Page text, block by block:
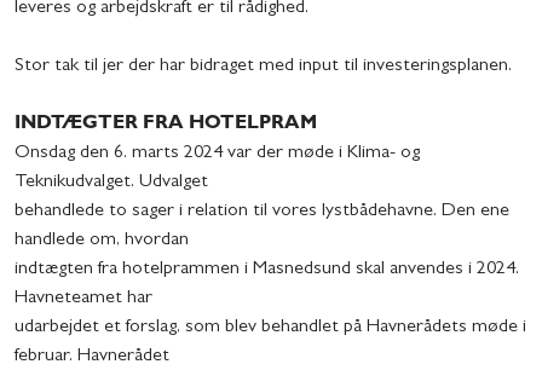
leveres og arbejdskraft er til rådighed.
Stor tak til jer der har bidraget med input til investeringsplanen.
INDTÆGTER FRA HOTELPRAM
Onsdag den 6. marts 2024 var der møde i Klima- og
Teknikudvalget. Udvalget
behandlede to sager i relation til vores lystbådehavne. Den ene
handlede om, hvordan
indtægten fra hotelprammen i Masnedsund skal anvendes i 2024.
Havneteamet har
udarbejdet et forslag, som blev behandlet på Havnerådets møde i
februar. Havnerådet